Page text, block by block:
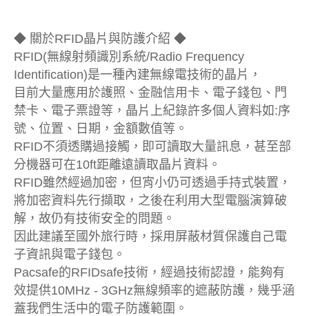
◆ 關於RFID晶片與防護介紹 ◆
RFID(無線射頻識別系統/Radio Frequency
Identification)是一種內建無線電技術的晶片，
目前大量應用於護照、金融信用卡、電子錢包、門
禁卡、電子票證等，晶片上紀錄許多個人資料如:序
號、位置、日期，金額數值等。
RFID不須透購過接觸，即可讀取大量訊息，甚至部
分機器可在10ft距離遠讀取晶片資料。
RFID雖然經過加密，但宵小仍可透過手持式裝置，
將加密資料先行擷取，之後在利用大型電腦演算破
解，故仍有技術安全的問題。
因此建議至國外旅行時，採用屏蔽材質保護自己電
子資訊與電子錢包。
Pacsafe的RFIDsafe技術，經過技術認證，能夠有
效提供10MHz - 3GHz無線頻率的遮蔽防護，幾乎涵
蓋我們生活中的電子防護範圍。